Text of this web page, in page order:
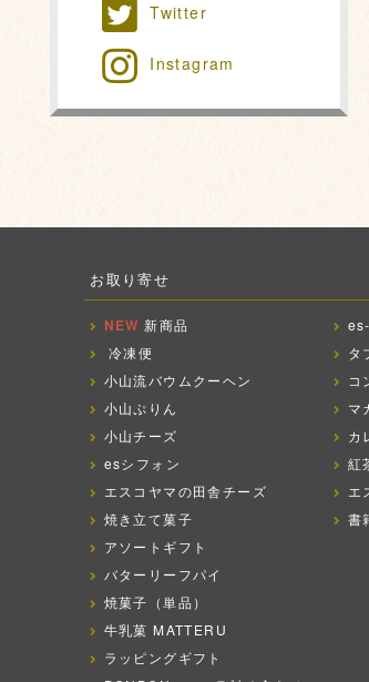
Twitter
Instagram
お取り寄せ
NEW 新商品
冷凍便
小山流バウムクーヘン
小山ぷりん
小山チーズ
esシフォン
エスコヤマの田舎チーズ
焼き立て菓子
アソートギフト
バターリーフパイ
焼菓子（単品）
牛乳菓 MATTERU
ラッピングギフト
タ
コ
マ
カ
紅
エ
書